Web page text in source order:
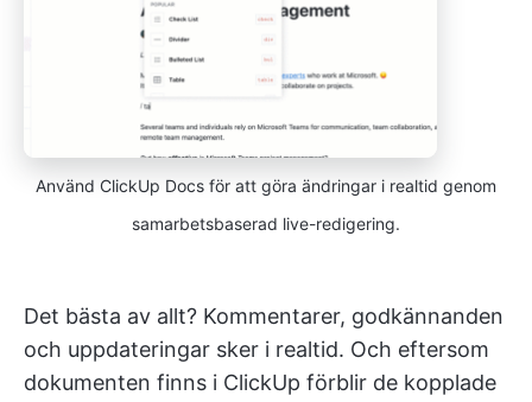
Använd ClickUp Docs för att göra ändringar i realtid genom
samarbetsbaserad live-redigering.
Det bästa av allt? Kommentarer, godkännanden
och uppdateringar sker i realtid. Och eftersom
dokumenten finns i ClickUp förblir de kopplade